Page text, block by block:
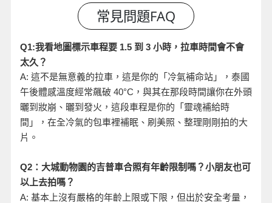
Q1:我看地圖標示車程要 1.5 到 3 小時，拉車時間會不會
太久？
A: 這不是無意義的拉車，這是你的「冷氣補命站」，泰國
午後體感溫度經常飆破 40°C ，與其在那段時間讓你在外頭
曬到妝崩、曬到發火，這段車程是你的「靈魂補給時
間」，在全冷氣的包車裡補眠、刷美照、整理剛剛拍的大
片。
Q2：大城動物園的吉普車合照有年齡限制嗎？小朋友也可
以上去拍嗎？
A: 基本上沒有嚴格的年齡上限或下限，但出於安全考量，